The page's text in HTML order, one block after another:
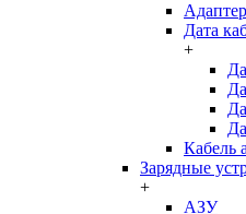
Дата
+
Кабель
Зарядные
+
АЗУ